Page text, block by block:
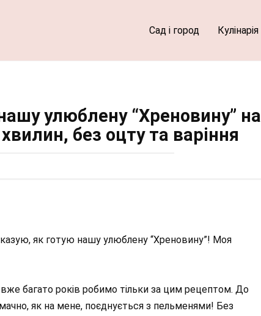
Сад і город Кулінарія
улюблену “Хреновину” на
без оцту та варіння
як готую нашу улюблену “Хреновину”! Моя
багато років робимо тільки за цим рецептом. До
як на мене, поєднується з пельменями! Без